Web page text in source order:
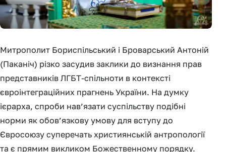
Митрополит Бориспільський і Броварський Антоній
(Паканіч) різко засудив заклики до визнання прав
представників ЛГБТ-спільноти в контексті
євроінтеграційних прагнень України. На думку
ієрарха, спроби нав’язати суспільству подібні
норми як обов’язкову умову для вступу до
Євросоюзу суперечать християнській антропології
та є прямим викликом Божественному порядку.